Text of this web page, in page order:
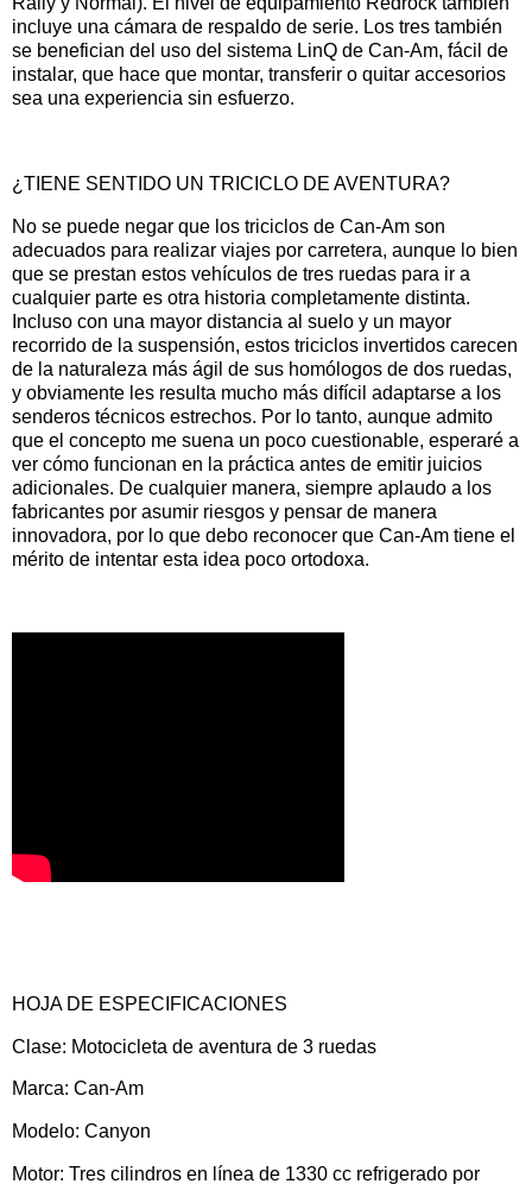
incluye una cámara de respaldo de serie. Los tres también
se benefician del uso del sistema LinQ de Can-Am, fácil de
instalar, que hace que montar, transferir o quitar accesorios
sea una experiencia sin esfuerzo.
¿TIENE SENTIDO UN TRICICLO DE AVENTURA?
No se puede negar que los triciclos de Can-Am son
adecuados para realizar viajes por carretera, aunque lo bien
que se prestan estos vehículos de tres ruedas para ir a
cualquier parte es otra historia completamente distinta.
Incluso con una mayor distancia al suelo y un mayor
recorrido de la suspensión, estos triciclos invertidos carecen
de la naturaleza más ágil de sus homólogos de dos ruedas,
y obviamente les resulta mucho más difícil adaptarse a los
senderos técnicos estrechos. Por lo tanto, aunque admito
que el concepto me suena un poco cuestionable, esperaré a
ver cómo funcionan en la práctica antes de emitir juicios
adicionales. De cualquier manera, siempre aplaudo a los
fabricantes por asumir riesgos y pensar de manera
innovadora, por lo que debo reconocer que Can-Am tiene el
mérito de intentar esta idea poco ortodoxa.
HOJA DE ESPECIFICACIONES
Clase: Motocicleta de aventura de 3 ruedas
Marca: Can-Am
Modelo: Canyon
Motor: Tres cilindros en línea de 1330 cc refrigerado por